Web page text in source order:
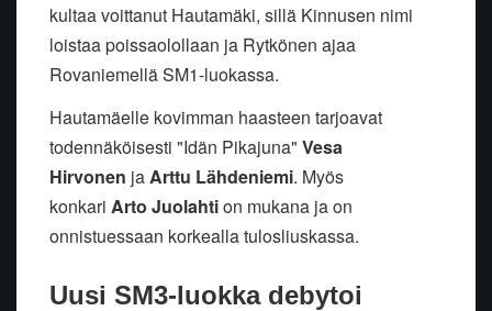
kultaa voittanut Hautamäki, sillä Kinnusen nimi
loistaa poissaolollaan ja Rytkönen ajaa
Rovaniemellä SM1-luokassa.
Hautamäelle kovimman haasteen tarjoavat
todennäköisesti "Idän Pikajuna" Vesa
Hirvonen jaArttu Lähdeniemi. Myös
konkari Arto Juolahtion mukana ja on
onnistuessaan korkealla tulosliuskassa.
Uusi SM3-luokka debytoi